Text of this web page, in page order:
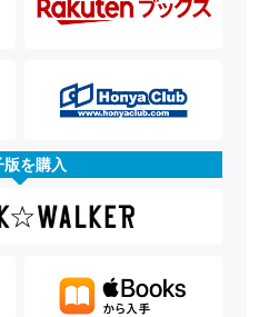
版を購入